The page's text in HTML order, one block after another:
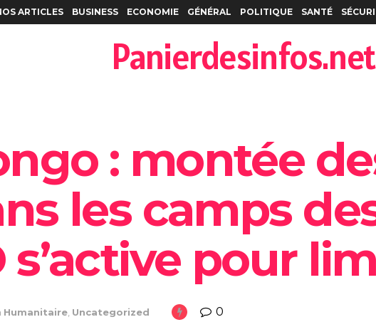
ARTICLES BUSINESS ECONOMIE GÉNÉRAL POLITIQUE SANTÉ
Panierdesinfos.net
: montée
les camps
s’active pour
Humanitaire Uncategorized 0